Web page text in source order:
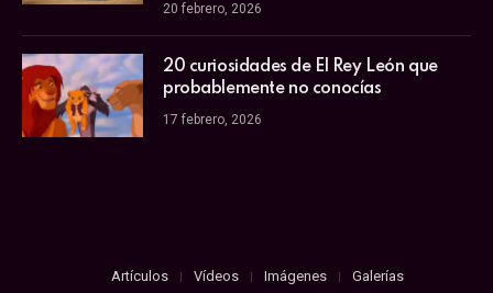
20 febrero, 2026
20 curiosidades de El Rey León que
probablemente no conocías
17 febrero, 2026
Artículos Vídeos Imágenes Galerías